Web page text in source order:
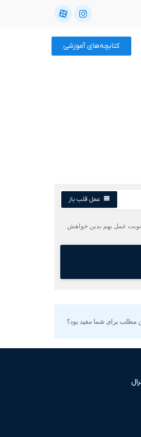
کتابچه‌های آموزشی
عمل قلب باز
نوبت عمل بهم بدین خواهش
مطلب برای شما مفید بود؟